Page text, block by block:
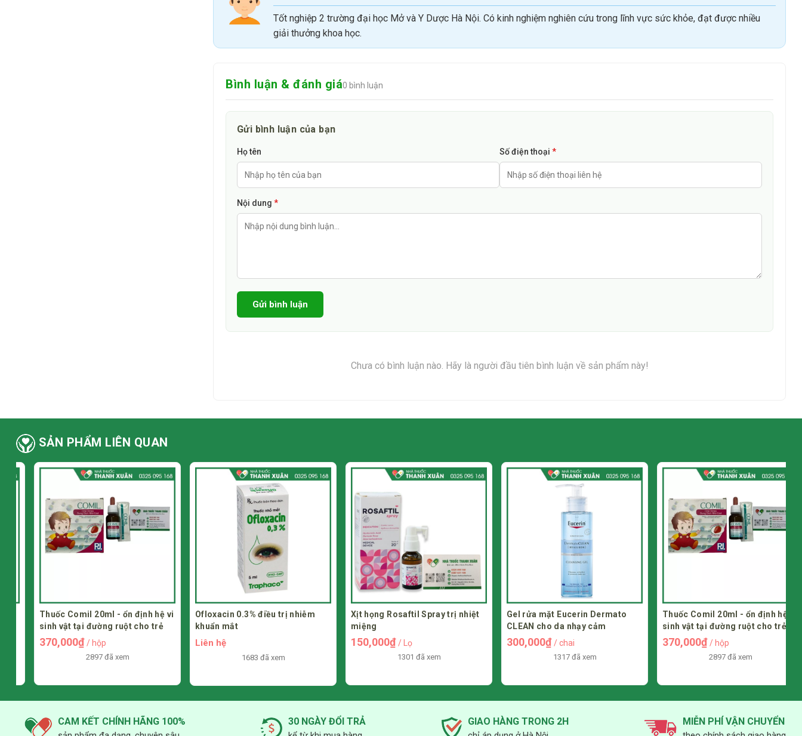
“Những thông tin trên chỉ mang tính chất tham khảo, mọi người nên đến thăm khám và hỏi ý kiến bác sĩ có kiến thức chuyên môn để sử
dụng an toàn và hiệu quả.”
Tốt nghiệp 2 trường đại học Mở và Y Dược Hà Nội. Có kinh nghiệm nghiên cứu trong lĩnh vực sức khỏe, đạt được nhiều
giải thưởng khoa học.
Bình luận & đánh giá0 bình luận
Gửi bình luận của bạn
Họ tên Số điện thoại *
Nội dung *
Gửi bình luận
Chưa có bình luận nào. Hãy là người đầu tiên bình luận về sản phẩm này!
SẢN PHẨM LIÊN QUAN
Thuốc Comil 20ml - ổn định hệ vi
sinh vật tại đường ruột cho trẻ
370,000₫/ hộp
2897 đã xem
Ofloxacin 0.3% điều trị nhiễm
khuẩn mắt
Liên hệ
1683 đã xem
Xịt họng Rosaftil Spray trị nhiệt
miệng
150,000₫/ Lọ
1301 đã xem
Gel rửa mặt Eucerin Dermato
CLEAN cho da nhạy cảm
300,000₫/ chai
1317 đã xem
Thuốc Comil 20ml - ổn định hệ vi
sinh vật tại đường ruột cho trẻ
370,000₫/ hộp
2897 đã xem
CAM KẾT CHÍNH HÃNG 100% 30 NGÀY ĐỔI TRẢ GIAO HÀNG TRONG 2H MIỄN PHÍ VẬN CHUYỂN